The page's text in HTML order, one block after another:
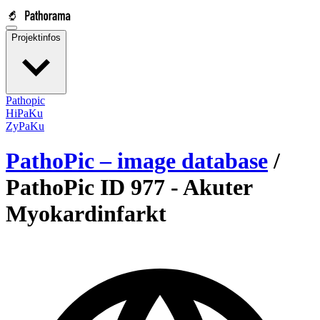
Projektinfos
Pathopic
HiPaKu
ZyPaKu
PathoPic – image database /
PathoPic ID 977 -Akuter
Myokardinfarkt